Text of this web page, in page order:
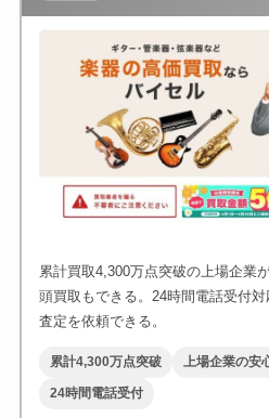
累計買取4,300万点突破の上場企業
頭買取もできる。24時間電話受付
査定を依頼できる。
累計4,300万点突破 上場企業の安
24時間電話受付